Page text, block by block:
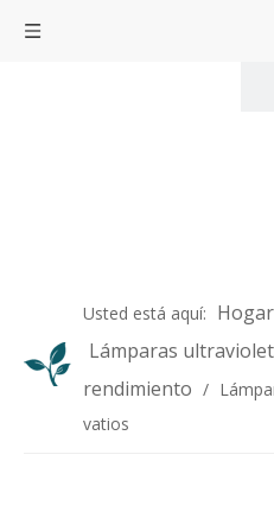
Usted está aquí: Hogar
Lámparas
rendimiento /
vatios